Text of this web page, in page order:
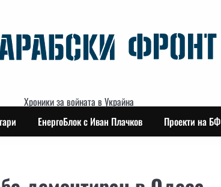
Хроники за войната в Украйна
ЕнергоБлок с Иван Плачков Проекти на БФ